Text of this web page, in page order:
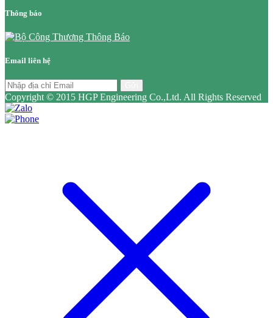
Thông báo
Email liên hệ
Copyright © 2015 HGP Engineering Co.,Ltd. All Rights Reserved